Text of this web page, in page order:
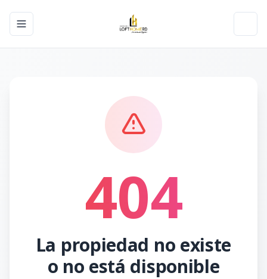
Toggle navigation menu
404
La propiedad no existe
o no está disponible